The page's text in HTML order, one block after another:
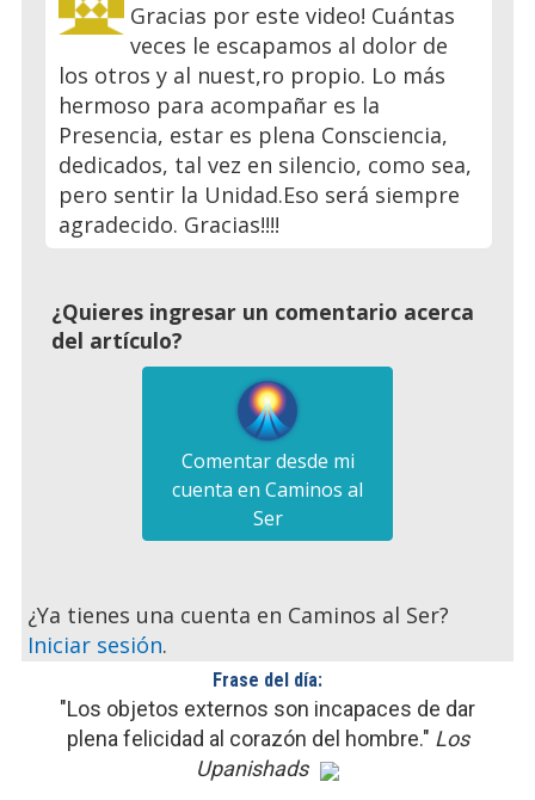
Gracias por este video! Cuántas
veces le escapamos al dolor de
los otros y al nuest,ro propio. Lo más
hermoso para acompañar es la
Presencia, estar es plena Consciencia,
dedicados, tal vez en silencio, como sea,
pero sentir la Unidad.Eso será siempre
agradecido. Gracias!!!!
¿Quieres ingresar un comentario acerca
del artículo?
Comentar desde mi
cuenta en Caminos al
Ser
¿Ya tienes una cuenta en Caminos al Ser?
Iniciar sesión.
Frase del día:
"Los objetos externos son incapaces de dar
plena felicidad al corazón del hombre." Los
Upanishads